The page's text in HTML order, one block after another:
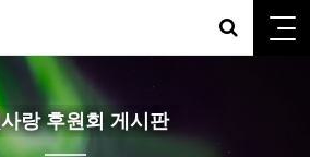
랑 후원회 게시판